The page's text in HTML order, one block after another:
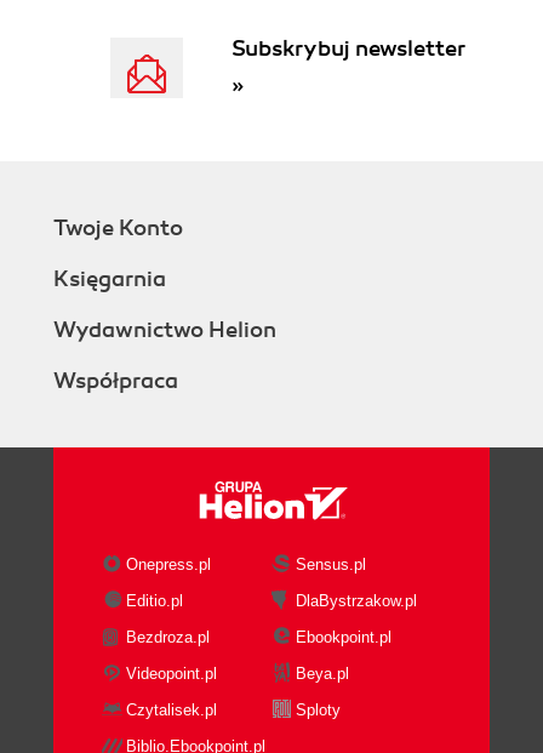
Subskrybuj newsletter
»
Twoje Konto
Księgarnia
Wydawnictwo Helion
Współpraca
Onepress.pl
Sensus.pl
Editio.pl
DlaBystrzakow.pl
Bezdroza.pl
Ebookpoint.pl
Videopoint.pl
Beya.pl
Czytalisek.pl
Sploty
Biblio.Ebookpoint.pl